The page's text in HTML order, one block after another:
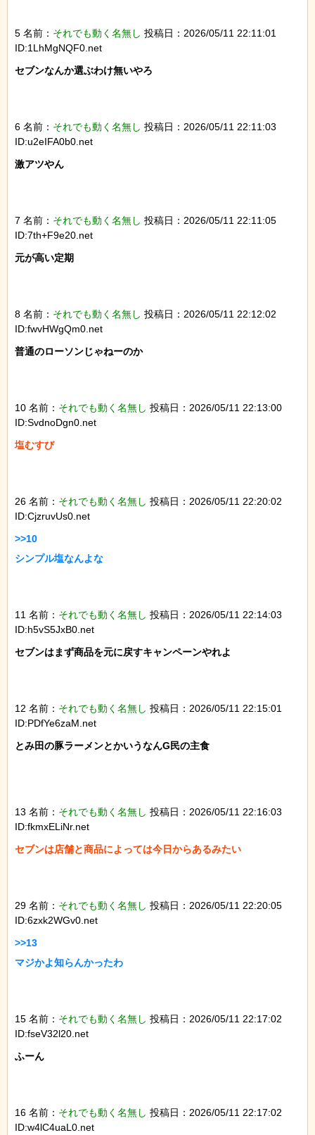
5 名前： それでも動く名無し 投稿日：2026/05/11 22:11:01
ID:1LhMgNQF0.net
セブンなんか選ぶわけ無いやろ
6 名前： それでも動く名無し 投稿日：2026/05/11 22:11:03
ID:u2eIFA0b0.net
激アツやん
7 名前： それでも動く名無し 投稿日：2026/05/11 22:11:05
ID:7th+F9e20.net
元が高い定期
8 名前： それでも動く名無し 投稿日：2026/05/11 22:12:02
ID:fwvHWgQm0.net
普通のローソンじゃねーのか
10 名前： それでも動く名無し 投稿日：2026/05/11 22:13:00
ID:SvdnoDgn0.net
塩むすび
26 名前： それでも動く名無し 投稿日：2026/05/11 22:20:02
ID:CjzruvUs0.net
>>10
シンプル塩なんよな
11 名前： それでも動く名無し 投稿日：2026/05/11 22:14:03
ID:h5vS5JxB0.net
セブンはまず商品を元に戻すキャンペーンやれよ
12 名前： それでも動く名無し 投稿日：2026/05/11 22:15:01
ID:PDfYe6zaM.net
とみ田の豚ラーメンとかいうなんG民の主食
13 名前： それでも動く名無し 投稿日：2026/05/11 22:16:03
ID:fkmxELiNr.net
セブンは店舗と商品によっては今日からあるみたい
29 名前： それでも動く名無し 投稿日：2026/05/11 22:20:05
ID:6zxk2WGv0.net
>>13
マジかよ知らんかったわ
15 名前： それでも動く名無し 投稿日：2026/05/11 22:17:02
ID:fseV32l20.net
ふーん
16 名前： それでも動く名無し 投稿日：2026/05/11 22:17:02
ID:w4lC4uaL0.net